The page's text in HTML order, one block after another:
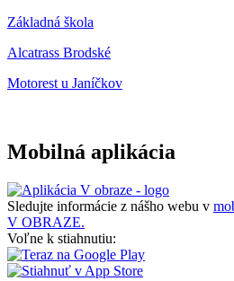
Základná škola
Alcatrass Brodské
Motorest u Janíčkov
Mobilná aplikácia
Sledujte informácie z nášho webu v
V OBRAZE.
Voľne k stiahnutiu: